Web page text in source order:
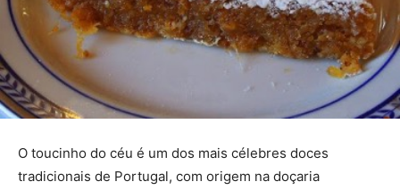
O toucinho do céu é um dos mais célebres doces
tradicionais de Portugal, com origem na doçaria